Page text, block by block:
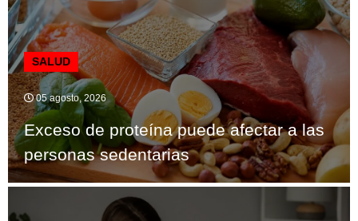
SALUD
05 agosto, 2026
Exceso de proteína puede afectar a las
personas sedentarias